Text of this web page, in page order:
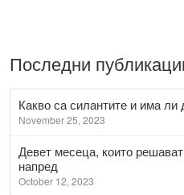
Последни
Какво са силантите и има
November 25, 2023
Девет месеца, които
напред
October 12, 2023